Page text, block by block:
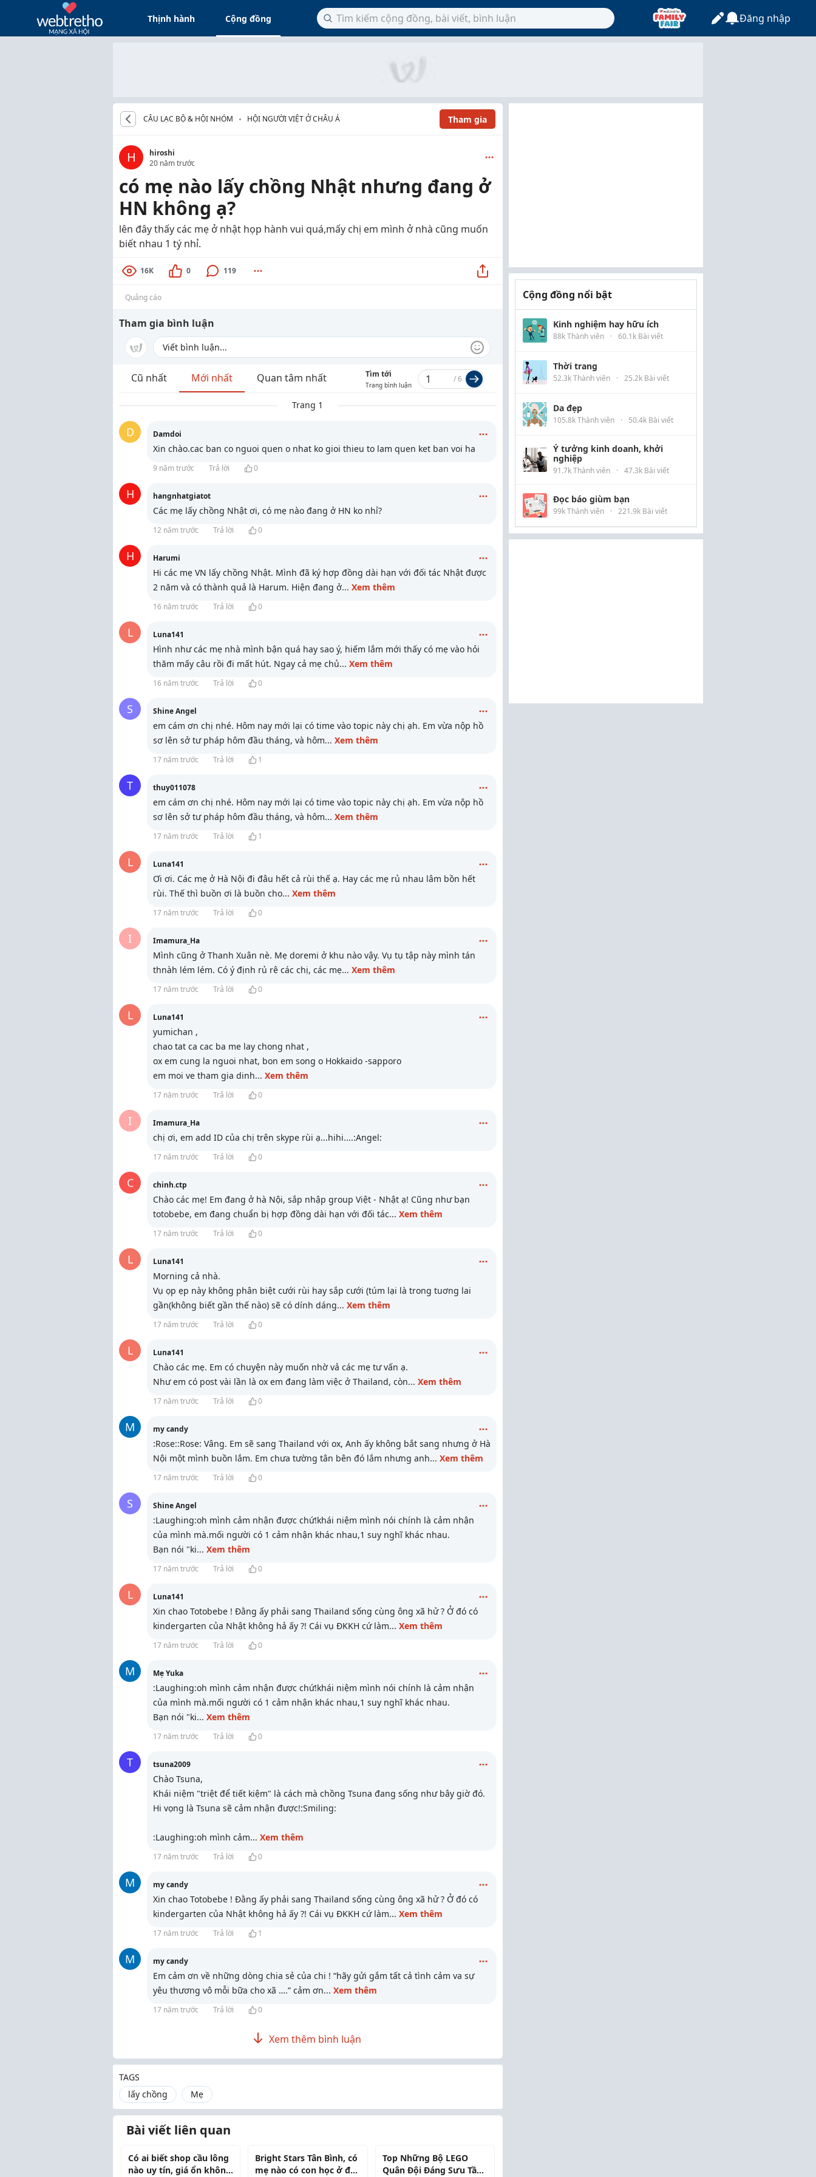
Thịnh hành Cộng đồng Đăng nhập
CÂU LẠC BỘ & HỘI NHÓM HỘI NGƯỜI VIỆT Ở CHÂU Á Tham gia
H
hiroshi
20 năm trước
có mẹ nào lấy chồng Nhật nhưng đang ở
HN không ạ?
lên đây thấy các mẹ ở nhật họp hành vui quá,mấy chị em mình ở nhà cũng muốn
biết nhau 1 tý nhỉ.
16K 0 119
Quảng cáo
Tham gia bình luận
Cũ nhất Mới nhất Quan tâm nhất Tìm tới
Trang bình luận
/6
Trang 1
D Damdoi
Xin chào.cac ban co nguoi quen o nhat ko gioi thieu to lam quen ket ban voi ha
9 năm trước Trả lời 0
H hangnhatgiatot
Các mẹ lấy chồng Nhật ơi, có mẹ nào đang ở HN ko nhỉ?
12 năm trước Trả lời 0
H Harumi
Hi các mẹ VN lấy chồng Nhật. Mình đã ký hợp đồng dài hạn với đối tác Nhật được
2 năm và có thành quả là Harum. Hiện đang ở... Xem thêm
16 năm trước Trả lời 0
L Luna141
Hình như các mẹ nhà mình bận quá hay sao ý, hiếm lắm mới thấy có mẹ vào hỏi
thăm mấy câu rồi đi mất hút. Ngay cả mẹ chủ... Xem thêm
16 năm trước Trả lời 0
S Shine Angel
em cám ơn chị nhé. Hôm nay mới lại có time vào topic này chị ạh. Em vừa nộp hồ
sơ lên sở tư pháp hôm đầu tháng, và hôm... Xem thêm
17 năm trước Trả lời 1
T thuy011078
em cám ơn chị nhé. Hôm nay mới lại có time vào topic này chị ạh. Em vừa nộp hồ
sơ lên sở tư pháp hôm đầu tháng, và hôm... Xem thêm
17 năm trước Trả lời 1
L Luna141
Ơi ơi. Các mẹ ở Hà Nội đi đâu hết cả rùi thế ạ. Hay các mẹ rủ nhau lâm bồn hết
rùi. Thế thì buồn ơi là buồn cho... Xem thêm
17 năm trước Trả lời 0
I Imamura_Ha
Mình cũng ở Thanh Xuân nè. Mẹ doremi ở khu nào vậy. Vụ tụ tập này mình tán
thnàh lém lém. Có ý định rủ rê các chị, các mẹ... Xem thêm
17 năm trước Trả lời 0
L Luna141
yumichan ,
chao tat ca cac ba me lay chong nhat ,
ox em cung la nguoi nhat, bon em song o Hokkaido -sapporo
em moi ve tham gia dinh... Xem thêm
17 năm trước Trả lời 0
I Imamura_Ha
chị ơi, em add ID của chị trên skype rùi ạ...hihi....:Angel:
17 năm trước Trả lời 0
C chinh.ctp
Chào các mẹ! Em đang ở hà Nội, sắp nhập group Việt - Nhật ạ! Cũng như bạn
totobebe, em đang chuẩn bị hợp đồng dài hạn với đối tác... Xem thêm
17 năm trước Trả lời 0
L Luna141
Morning cả nhà.
Vụ ọp ẹp này không phân biệt cưới rùi hay sắp cưới (túm lại là trong tuơng lai
gần(không biết gần thế nào) sẽ có dính dáng... Xem thêm
17 năm trước Trả lời 0
L Luna141
Chào các mẹ. Em có chuyện này muốn nhờ vả các mẹ tư vấn ạ.
Như em có post vài lần là ox em đang làm việc ở Thailand, còn... Xem thêm
17 năm trước Trả lời 0
M my candy
:Rose::Rose: Vâng. Em sẽ sang Thailand với ox, Anh ấy không bắt sang nhưng ở Hà
Nội một mình buồn lắm. Em chưa tường tân bên đó lắm nhưng anh... Xem thêm
17 năm trước Trả lời 0
S Shine Angel
:Laughing:oh mình cảm nhận được chứ!khái niệm mình nói chính là cảm nhận
của mình mà.mối người có 1 cảm nhận khác nhau,1 suy nghĩ khác nhau.
Bạn nói "ki... Xem thêm
17 năm trước Trả lời 0
L Luna141
Xin chao Totobebe ! Đằng ấy phải sang Thailand sống cùng ông xã hử ? Ở đó có
kindergarten của Nhật không hả ấy ?! Cái vụ ĐKKH cứ làm... Xem thêm
17 năm trước Trả lời 0
M Mẹ Yuka
:Laughing:oh mình cảm nhận được chứ!khái niệm mình nói chính là cảm nhận
của mình mà.mối người có 1 cảm nhận khác nhau,1 suy nghĩ khác nhau.
Bạn nói "ki... Xem thêm
17 năm trước Trả lời 0
T tsuna2009
Chào Tsuna,
Khái niệm "triệt để tiết kiệm" là cách mà chồng Tsuna đang sống như bây giờ đó.
Hi vọng là Tsuna sẽ cảm nhận được!:Smiling:
:Laughing:oh mình cảm... Xem thêm
17 năm trước Trả lời 0
M my candy
Xin chao Totobebe ! Đằng ấy phải sang Thailand sống cùng ông xã hử ? Ở đó có
kindergarten của Nhật không hả ấy ?! Cái vụ ĐKKH cứ làm... Xem thêm
17 năm trước Trả lời 1
M my candy
Em cảm ơn về những dòng chia sẻ của chi ! “hãy gửi gắm tất cả tình cảm va sự
yêu thương vô mỗi bữa cho xã ….” cảm ơn... Xem thêm
17 năm trước Trả lời 0
Xem thêm bình luận
TAGS
lấy chồng
Mẹ
Bài viết liên quan
Có ai biết shop cầu lông
nào uy tín, giá ổn không
Bright Stars Tân Bình, có
mẹ nào có con học ở đây
Top Những Bộ LEGO
Quân Đội Đáng Sưu Tầm
Cộng đồng nổi bật
Kinh nghiệm hay hữu ích
88k Thành viên · 60.1k Bài viết
Thời trang
52.3k Thành viên · 25.2k Bài viết
Da đẹp
105.8k Thành viên · 50.4k Bài viết
Ý tưởng kinh doanh, khởi
nghiệp
91.7k Thành viên · 47.3k Bài viết
Đọc báo giùm bạn
99k Thành viên · 221.9k Bài viết